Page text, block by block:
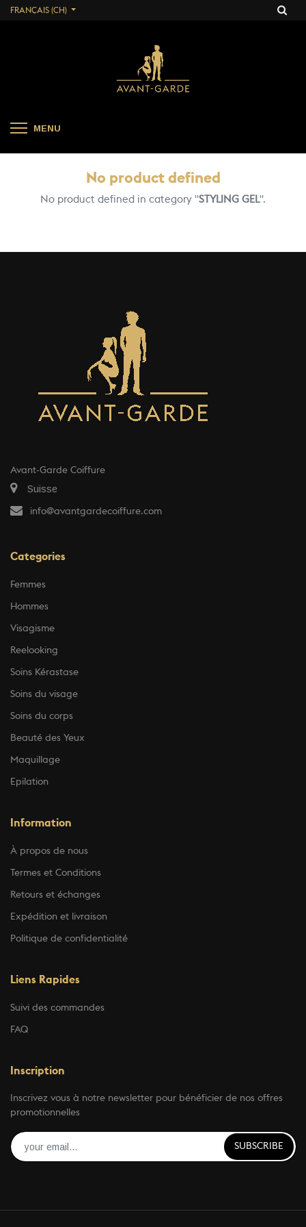
FRANÇAIS (CH)
MENU
No product defined
No product defined in category "STYLING GEL".
Avant-Garde Coiffure
Suisse
info@avantgardecoiffure.com
Categories
Femmes
Hommes
Visagisme
Reelooking
Soins Kérastase
Soins du visage
Soins du corps
Beauté des Yeux
Maquillage
Epilation
Information
À propos de nous
Termes et Conditions
Retours et échanges
Expédition et livraison
Politique de confidentialité
Liens Rapides
Suivi des commandes
FAQ
Inscription
Inscrivez vous à notre newsletter pour bénéficier de nos offres
promotionnelles
SUBSCRIBE